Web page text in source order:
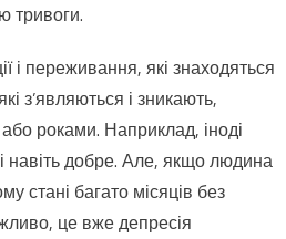
тривоги.
і переживання, які знаходяться
з’являються і зникають,
роками. Наприклад, іноді
добре. Але, якщо людина
стані багато місяців без
це вже депресія